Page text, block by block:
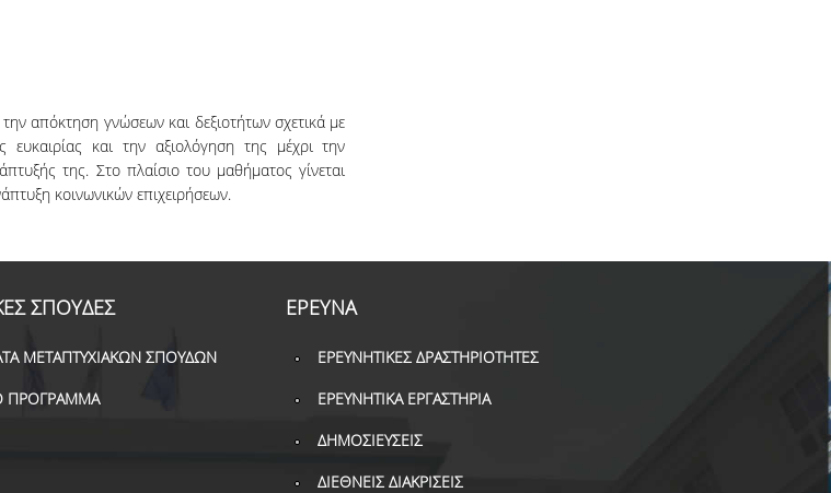
απόκτηση γνώσεων και δεξιοτήτων σχετικά με
ευκαιρίας και την αξιολόγηση της μέχρι την
της. Στο πλαίσιο του μαθήματος γίνεται
κοινωνικών επιχειρήσεων.
ΣΠΟΥΔΕΣ
ΜΕΤΑΠΤΥΧΙΑΚΩΝ ΣΠΟΥΔΩΝ
ΠΡΟΓΡΑΜΜΑ
ΕΡΕΥΝΑ
ΕΡΕΥΝΗΤΙΚΕΣ ΔΡΑΣΤΗΡΙΟΤΗΤΕΣ
ΕΡΕΥΝΗΤΙΚΑ ΕΡΓΑΣΤΗΡΙΑ
ΔΗΜΟΣΙΕΥΣΕΙΣ
ΔΙΕΘΝΕΙΣ ΔΙΑΚΡΙΣΕΙΣ